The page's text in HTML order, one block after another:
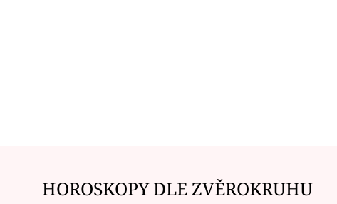
HOROSKOPY DLE ZVĚROKRUHU